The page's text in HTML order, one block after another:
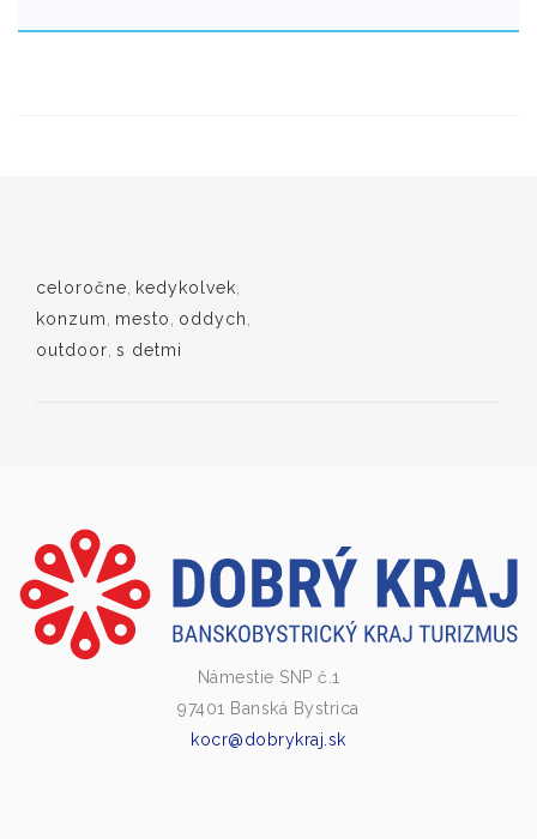
celoročne kedykolvek
konzum
mesto oddych
outdoor s detmi
Námestie SNP č.1
97401 Banská Bystrica
kocr@dobrykraj.sk